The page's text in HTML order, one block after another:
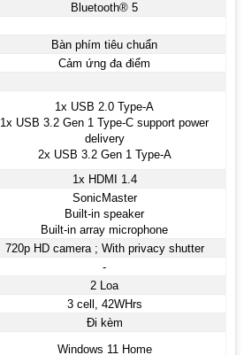
Bluetooth® 5
Bàn phím tiêu chuẩn
Cảm ứng đa điểm
1x USB 2.0 Type-A
1x USB 3.2 Gen 1 Type-C support power
delivery
2x USB 3.2 Gen 1 Type-A
1x HDMI 1.4
SonicMaster
Built-in speaker
Built-in array microphone
720p HD camera ; With privacy shutter
-
2 Loa
3 cell, 42WHrs
Đi kèm
Windows 11 Home